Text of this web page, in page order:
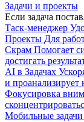
Задачи и проекты
Если задача
Таск-менеджер
Проекты Для
Скрам Помогает
достигать
AI в Задачах
и проанализирует
Фокусировка
Мобильные задачи